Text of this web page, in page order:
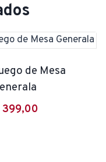
de Mesa
399,00